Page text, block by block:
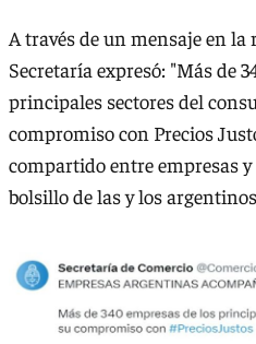
A través de un mensaje en la
Secretaría expresó: "Más de
principales sectores del
compromiso con Precios
compartido entre empresas
bolsillo de las y los